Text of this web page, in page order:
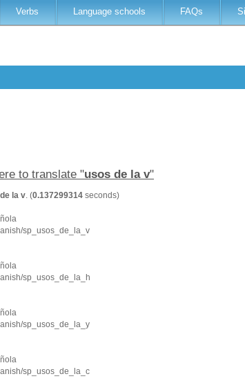
Verbs Language schools FAQs
to translate "usos de la v"
la v. (0.137299314 seconds)
sp_usos_de_la_v
sp_usos_de_la_h
sp_usos_de_la_y
sp_usos_de_la_c